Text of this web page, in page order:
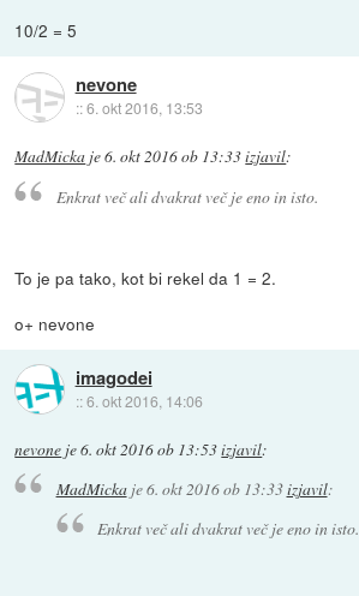
10/2 = 5
nevone
::6. okt 2016, 13:53
MadMicka je6. okt 2016 ob 13:33izjavil:
Enkrat več ali dvakrat več je eno in isto.
To je pa tako, kot bi rekel da 1 = 2.
o+ nevone
imagodei
::6. okt 2016, 14:06
nevone je6. okt 2016 ob 13:53izjavil:
MadMickaje6. okt 2016 ob 13:33izjavil:
Enkrat več ali dvakrat več je eno in isto.